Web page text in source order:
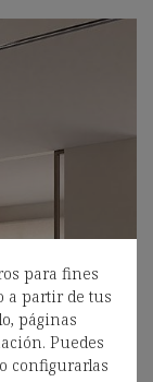
para fines
a partir de tus
páginas
Puedes
configurarlas